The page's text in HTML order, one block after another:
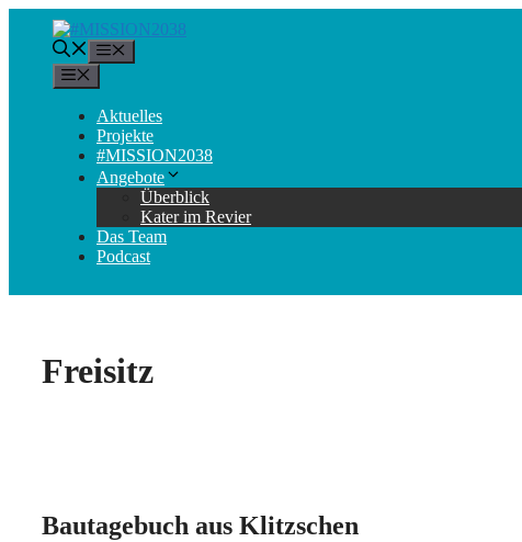
springen
Aktuelles
Projekte
#MISSION2038
Angebote
Überblick
Kater im Revier
Das Team
Podcast
Freisitz
Bautagebuch aus Klitzschen